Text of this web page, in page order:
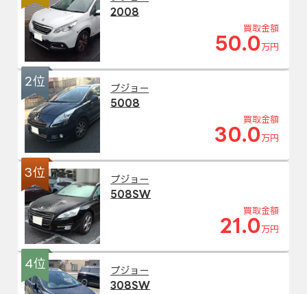
2008
買取金額
50.0 万円
2位
プジョー
5008
買取金額
30.0 万円
3位
プジョー
508SW
買取金額
21.0 万円
4位
プジョー
308SW